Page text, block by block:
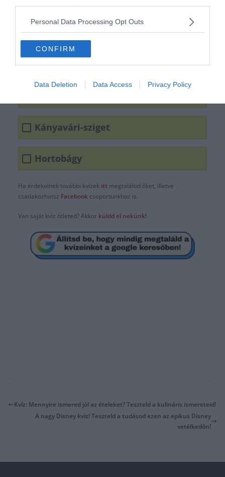
Personal Data Processing Opt Outs
CONFIRM
Data Deletion Data Access Privacy Policy
Kányavári-sziget
Hortobágy
Ha érdekelnek további kvízek itt megtalálod őket, illetve
csatlakozhatsz Facebook csoportunkhoz is.
Van saját kvíz ötleted? Akkor küldd el nekünk!
Kvíz: Mennyire ismered jól az ételeket? Teszteld a kulináris ismereteid!
A nagy Disney kvíz! Teszteld a tudásod ezen az epikus Disney
vetélkedőn!